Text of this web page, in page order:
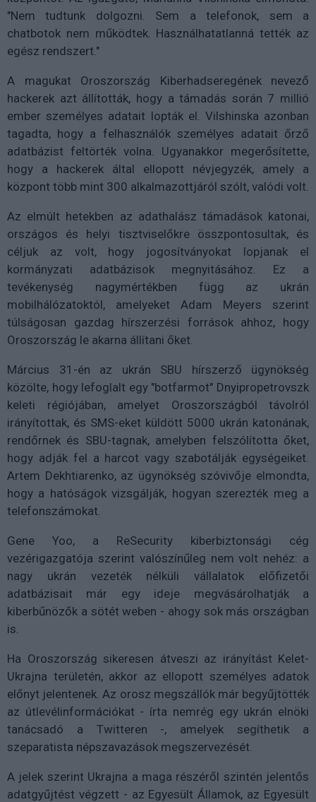
"Nem tudtunk dolgozni. Sem a telefonok, sem a
chatbotok nem működtek. Használhatatlanná tették az
egész rendszert."
A magukat Oroszország Kiberhadseregének nevező
hackerek azt állították, hogy a támadás során 7 millió
ember személyes adatait lopták el. Vilshinska azonban
tagadta, hogy a felhasználók személyes adatait őrző
adatbázist feltörték volna. Ugyanakkor megerősítette,
hogy a hackerek által ellopott névjegyzék, amely a
központ több mint 300 alkalmazottjáról szólt, valódi volt.
Az elmúlt hetekben az adathalász támadások katonai,
országos és helyi tisztviselőkre összpontosultak, és
céljuk az volt, hogy jogosítványokat lopjanak el
kormányzati adatbázisok megnyitásához. Ez a
tevékenység nagymértékben függ az ukrán
mobilhálózatoktól, amelyeket Adam Meyers szerint
túlságosan gazdag hírszerzési források ahhoz, hogy
Oroszország le akarna állítani őket.
Március 31-én az ukrán SBU hírszerző ügynökség
közölte, hogy lefoglalt egy "botfarmot" Dnyipropetrovszk
keleti régiójában, amelyet Oroszországból távolról
irányítottak, és SMS-eket küldött 5000 ukrán katonának,
rendőrnek és SBU-tagnak, amelyben felszólította őket,
hogy adják fel a harcot vagy szabotálják egységeiket.
Artem Dekhtiarenko, az ügynökség szóvivője elmondta,
hogy a hatóságok vizsgálják, hogyan szerezték meg a
telefonszámokat.
Gene Yoo, a ReSecurity kiberbiztonsági cég
vezérigazgatója szerint valószínűleg nem volt nehéz: a
nagy ukrán vezeték nélküli vállalatok előfizetői
adatbázisait már egy ideje megvásárolhatják a
kiberbűnözők a sötét weben - ahogy sok más országban
is.
Ha Oroszország sikeresen átveszi az irányítást Kelet-
Ukrajna területén, akkor az ellopott személyes adatok
előnyt jelentenek. Az orosz megszállók már begyűjtötték
az útlevélinformációkat - írta nemrég egy ukrán elnöki
tanácsadó a Twitteren -, amelyek segíthetik a
szeparatista népszavazások megszervezését.
A jelek szerint Ukrajna a maga részéről szintén jelentős
adatgyűjtést végzett - az Egyesült Államok, az Egyesült